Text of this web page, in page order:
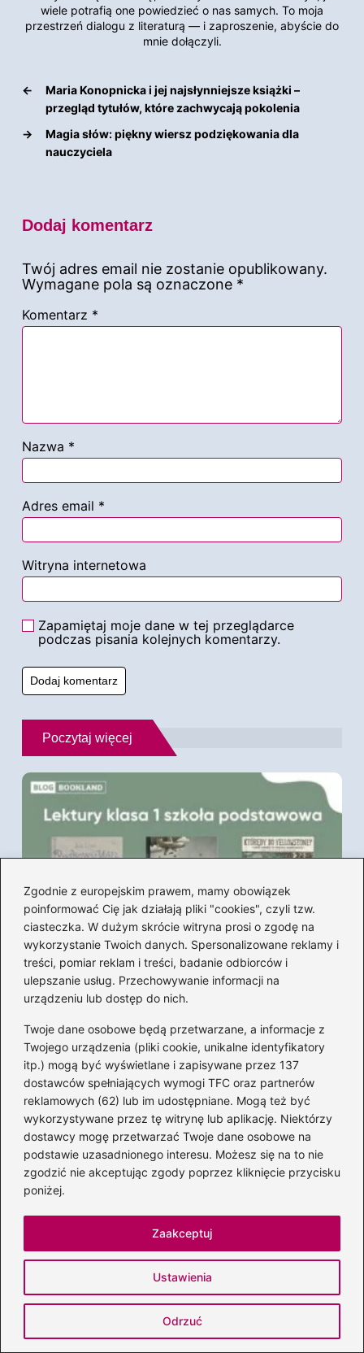
Zgodnie z europejskim prawem, mamy obowiązek
poinformować Cię jak działają pliki "cookies", czyli tzw.
ciasteczka. W dużym skrócie witryna prosi o zgodę na
wykorzystanie Twoich danych. Spersonalizowane reklamy i
treści, pomiar reklam i treści, badanie odbiorców i
ulepszanie usług. Przechowywanie informacji na
urządzeniu lub dostęp do nich.
Twoje dane osobowe będą przetwarzane, a informacje z
Twojego urządzenia (pliki cookie, unikalne identyfikatory
itp.) mogą być wyświetlane i zapisywane przez 137
dostawców spełniających wymogi TFC oraz partnerów
reklamowych (62) lub im udostępniane. Mogą też być
wykorzystywane przez tę witrynę lub aplikację. Niektórzy
dostawcy mogę przetwarzać Twoje dane osobowe na
podstawie uzasadnionego interesu. Możesz się na to nie
zgodzić nie akceptując zgody poprzez kliknięcie przycisku
poniżej.
Ustawienia
Odrzuć
Zaakceptuj
wiele potrafią one powiedzieć o nas samych. To moja
przestrzeń dialogu z literaturą — i zaproszenie, abyście do
mnie dołączyli.
←
Maria Konopnicka i jej najsłynniejsze książki –
przegląd tytułów, które zachwycają pokolenia
→
Magia słów: piękny wiersz podziękowania dla
nauczyciela
Dodaj komentarz
Twój adres email nie zostanie opublikowany.
Wymagane pola są oznaczone *
Komentarz *
Nazwa *
Adres email *
Witryna internetowa
Zapamiętaj moje dane w tej przeglądarce
podczas pisania kolejnych komentarzy.
Poczytaj więcej
Lektura na egzaminie ósmoklasisty 2026
– co warto przeczytać?
2026-06-29